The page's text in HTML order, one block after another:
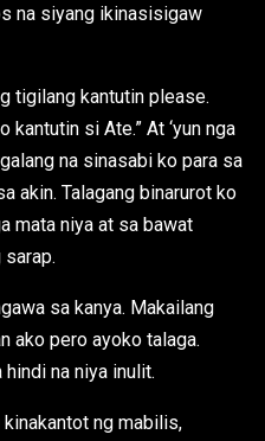
na siyang ikinasisigaw
tigilang kantutin please.
kantutin si Ate.” At ‘yun nga
na sinasabi ko para sa
akin. Talagang binarurot ko
mata niya at sa bawat
sarap.
sa kanya. Makailang
ako pero ayoko talaga.
hindi na niya inulit.
ng mabilis,